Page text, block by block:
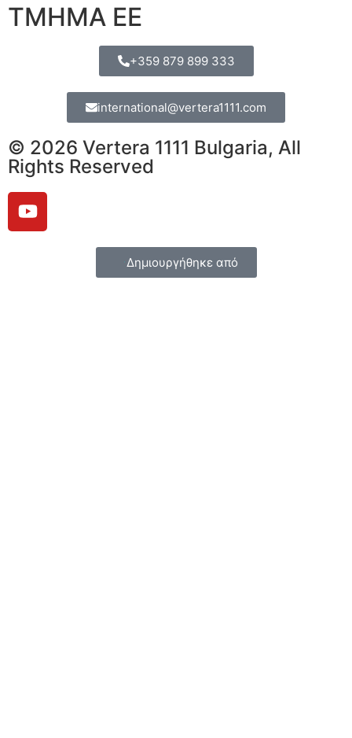
ΤΜΗΜΑ ΕΕ
+359 879 899 333
international@vertera1111.com
© 2026 Vertera 1111 Bulgaria, All
Rights Reserved
Δημιουργήθηκε από